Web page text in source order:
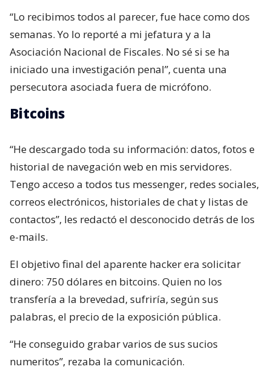
“Lo recibimos todos al parecer, fue hace como dos
semanas. Yo lo reporté a mi jefatura y a la
Asociación Nacional de Fiscales. No sé si se ha
iniciado una investigación penal”, cuenta una
persecutora asociada fuera de micrófono.
Bitcoins
“He descargado toda su información: datos, fotos e
historial de navegación web en mis servidores.
Tengo acceso a todos tus messenger, redes sociales,
correos electrónicos, historiales de chat y listas de
contactos”, les redactó el desconocido detrás de los
e-mails.
El objetivo final del aparente hacker era solicitar
dinero: 750 dólares en bitcoins. Quien no los
transfería a la brevedad, sufriría, según sus
palabras, el precio de la exposición pública.
“He conseguido grabar varios de sus sucios
numeritos”, rezaba la comunicación.